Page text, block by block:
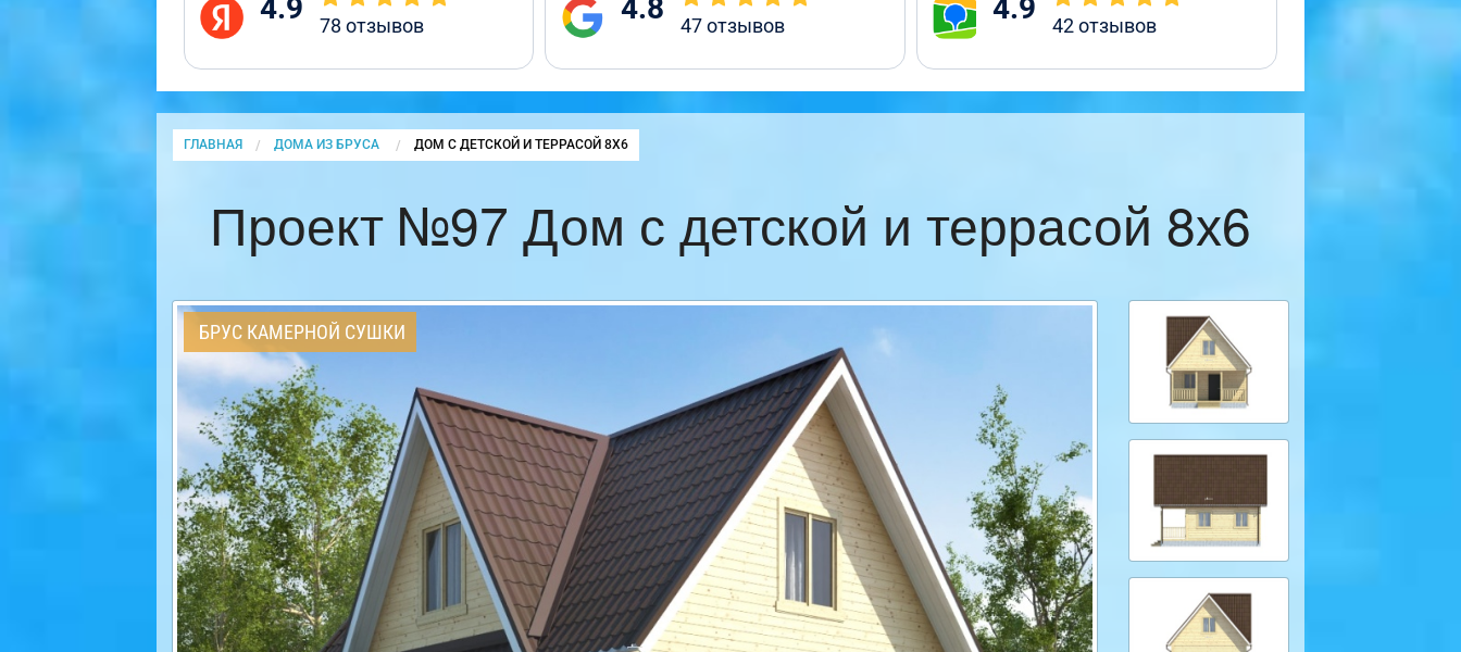
4.9 78 отзывов 4.8 47отзывов 4.9 42отзывов
ГЛАВНАЯ ДОМА ИЗ БРУСА CURRENT:
ДОМ С ДЕТСКОЙ И ТЕРРАСОЙ 8Х6
Проект №97 Дом с детской и террасой 8х6
БРУС КАМЕРНОЙ СУШКИ